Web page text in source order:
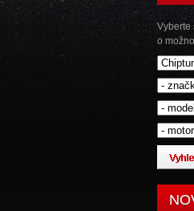
Vyberte
o